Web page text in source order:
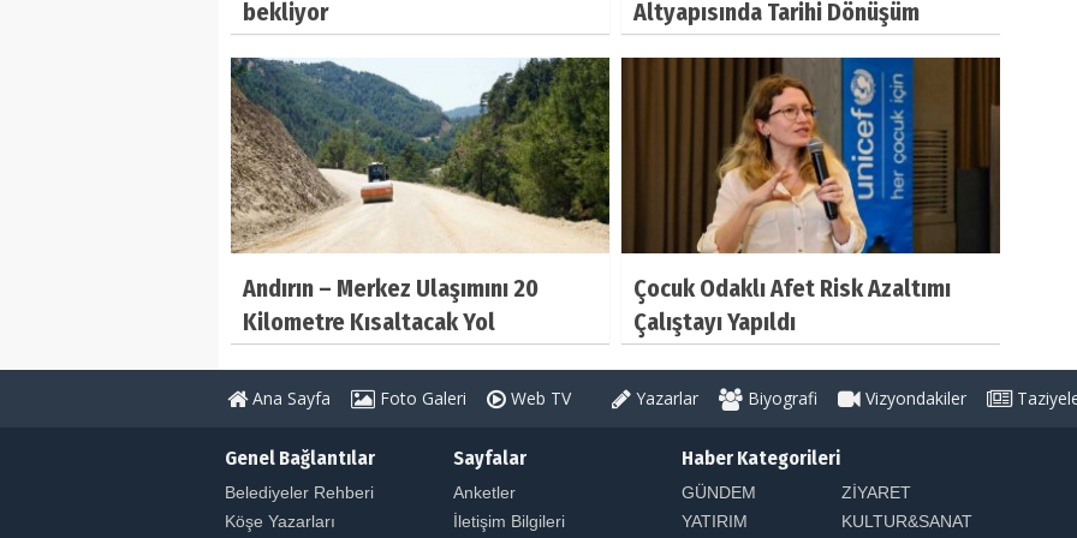
bekliyor Altyapısında Tarihi Dönüşüm
Andırın – Merkez Ulaşımını 20
Kilometre Kısaltacak Yol
Çocuk Odaklı Afet Risk Azaltımı
Çalıştayı Yapıldı
Ana Sayfa Foto Galeri Web TV Yazarlar Biyografi Vizyondakiler
Genel Bağlantılar
Belediyeler Rehberi
Köşe Yazarları
Sayfalar
Anketler
İletişim Bilgileri
Haber Kategorileri
GÜNDEM
ZİYARET
YATIRIM
KULTUR&SANAT